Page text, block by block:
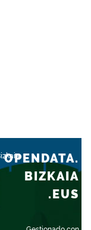
OPENDATA.
BIZKAIA
.EUS